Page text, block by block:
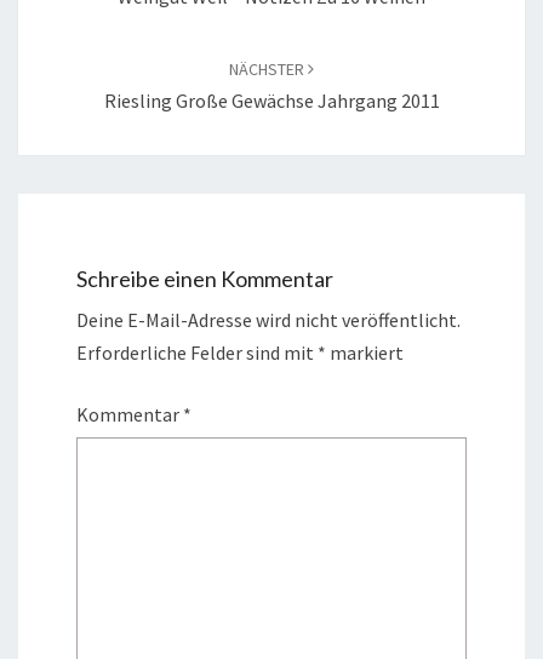
NÄCHSTER
Riesling Große Gewächse Jahrgang 2011
Schreibe einen Kommentar
Deine E-Mail-Adresse wird nicht veröffentlicht.
Erforderliche Felder sind mit * markiert
Kommentar *